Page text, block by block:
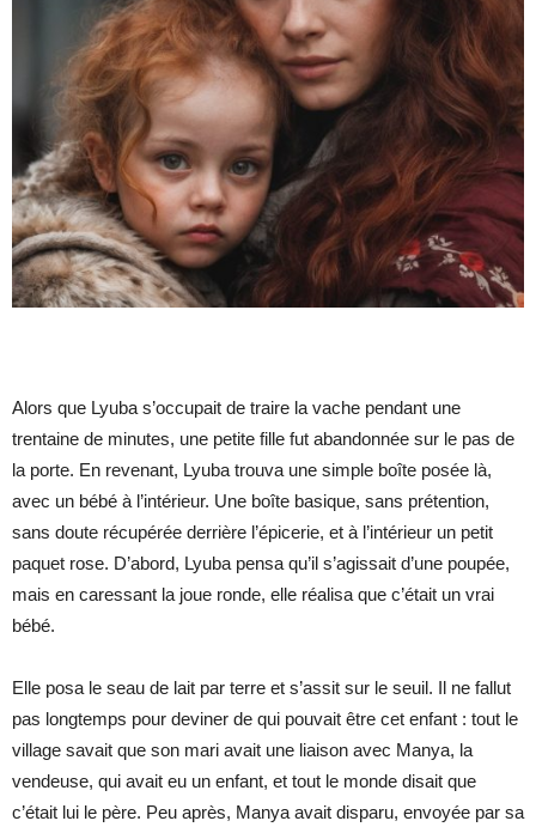
Alors que Lyuba s’occupait de traire la vache pendant une
trentaine de minutes, une petite fille fut abandonnée sur le pas de
la porte. En revenant, Lyuba trouva une simple boîte posée là,
avec un bébé à l’intérieur. Une boîte basique, sans prétention,
sans doute récupérée derrière l’épicerie, et à l’intérieur un petit
paquet rose. D’abord, Lyuba pensa qu’il s’agissait d’une poupée,
mais en caressant la joue ronde, elle réalisa que c’était un vrai
bébé.
Elle posa le seau de lait par terre et s’assit sur le seuil. Il ne fallut
pas longtemps pour deviner de qui pouvait être cet enfant : tout le
village savait que son mari avait une liaison avec Manya, la
vendeuse, qui avait eu un enfant, et tout le monde disait que
c’était lui le père. Peu après, Manya avait disparu, envoyée par sa